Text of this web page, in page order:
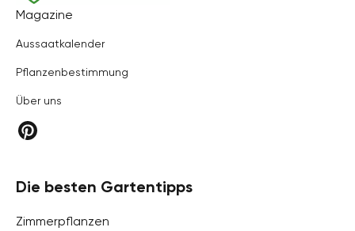
Hortica
Magazine
Aussaatkalender
Pflanzenbestimmung
Über uns
Die besten Gartentipps
Zimmerpflanzen